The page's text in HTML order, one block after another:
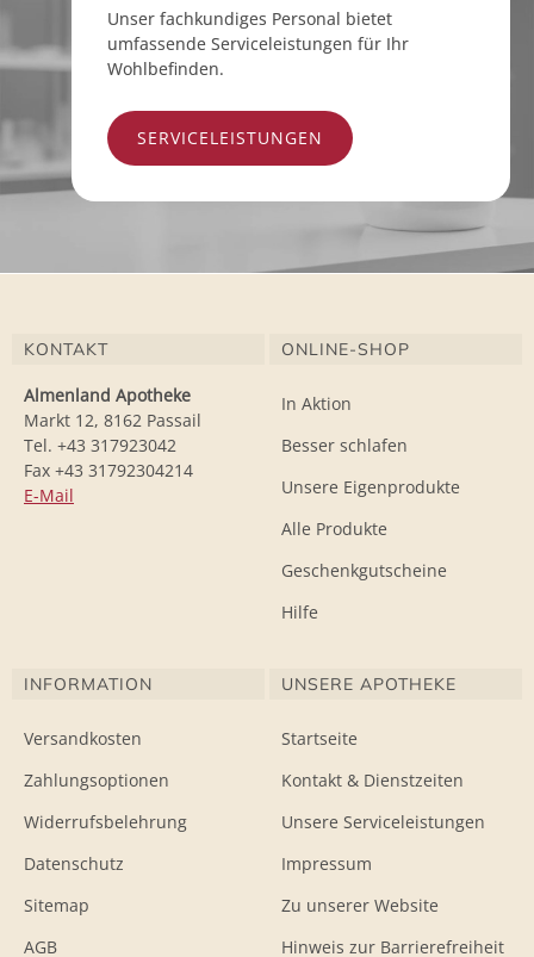
Unser fachkundiges Personal bietet
umfassende Serviceleistungen für Ihr
Wohlbefinden.
SERVICELEISTUNGEN
KONTAKT
Almenland Apotheke
Markt 12, 8162 Passail
Tel. +43 317923042
Fax +43 31792304214
E-Mail
ONLINE-SHOP
In Aktion
Besser schlafen
Unsere Eigenprodukte
Alle Produkte
Geschenkgutscheine
Hilfe
INFORMATION
Versandkosten
Zahlungsoptionen
Widerrufsbelehrung
Datenschutz
Sitemap
AGB
UNSERE APOTHEKE
Startseite
Kontakt & Dienstzeiten
Unsere Serviceleistungen
Impressum
Zu unserer Website
Hinweis zur Barrierefreiheit